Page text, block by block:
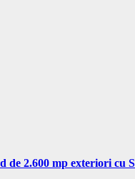
de 2.600 mp exteriori cu